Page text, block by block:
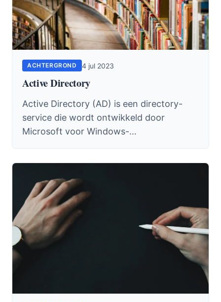
ACHTERGROND 4 jul 2023
Active Directory
Active Directory (AD) is een directory-
service die wordt ontwikkeld door
Microsoft voor Windows-